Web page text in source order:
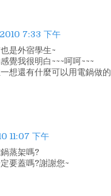
7:33 下午
是外宿學生~
覺我很明白~~~呵呵~~~
想還有什麼可以用電鍋做的^^
11:07 下午
蒸架嗎?
要蓋嗎?謝謝您~